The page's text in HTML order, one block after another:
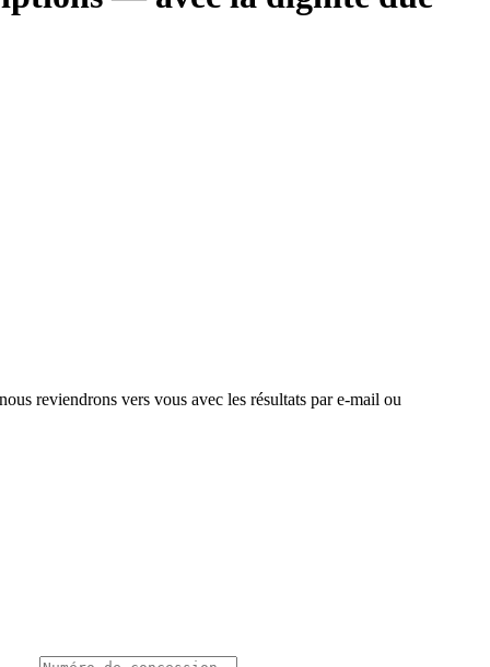
reviendrons vers vous avec les résultats par e-mail ou